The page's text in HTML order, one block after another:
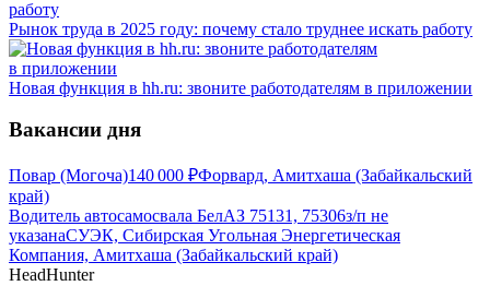
Рынок труда в 2025 году: почему стало труднее искать работу
Новая функция в hh.ru: звоните работодателям в приложении
Вакансии дня
Повар (Могоча)140 000 ₽Форвард, Амитхаша (Забайкальский
край)
Водитель автосамосвала БелАЗ 75131, 75306з/п не
указанаСУЭК, Сибирская Угольная Энергетическая
Компания, Амитхаша (Забайкальский край)
HeadHunter